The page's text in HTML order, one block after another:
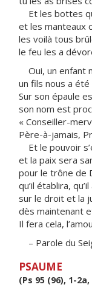
Et les bottes
et les manteaux
les voilà tous
le feu les a
Oui, un enfant
un fils nous a été
Sur son épaule
son nom est
« Conseiller-
Père-à-jamais,
Et le pouvoir
et la paix sera
pour le trône de
qu’il établira,
sur le droit et la
dès maintenant
Il fera cela,
– Parole du
PSAUME
(Ps 95 (96), 1-